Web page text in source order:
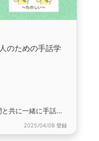
のための手話学
聞こえない聞こえにくい仲間と共に一緒に手話を学習してみませんか？
2025/04/08 登録